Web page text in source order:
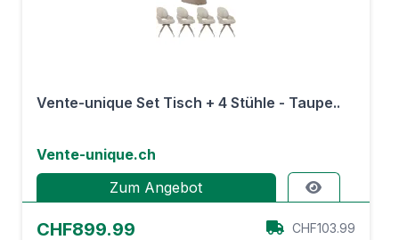
Vente-unique Set Tisch + 4 Stühle - Taupe..
Vente-unique.ch
Zum Angebot
CHF899.99 CHF103.99